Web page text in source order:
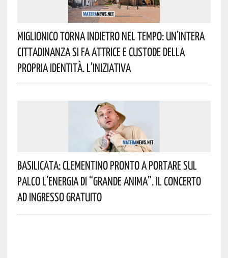
Miglionico Torna Indietro Nel Tempo: Un’intera
Cittadinanza Si Fa Attrice E Custode Della
Propria Identità. L’iniziativa
Basilicata: Clementino Pronto A Portare Sul
Palco L’energia Di “Grande Anima”. Il Concerto
Ad Ingresso Gratuito